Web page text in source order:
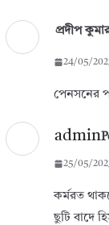
প্রদীপ
24/05/
পেনসনের
admin
25/05/
কর্মরত
ছুটি বাদে